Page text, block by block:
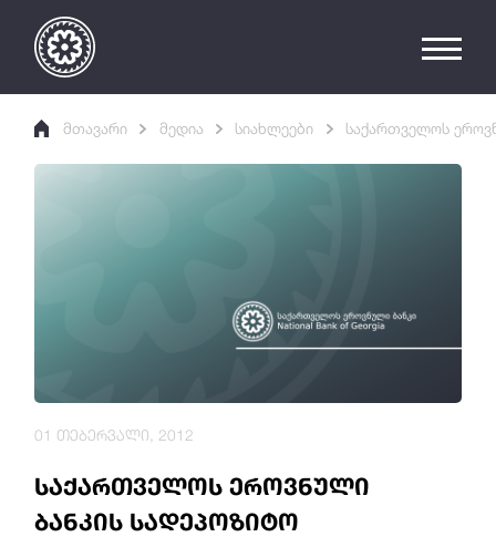
მთავარი მედია სიახლეები საქართველოს
საქართველოს ეროვნული
ბანკის სადეპოზიტო
01 თებერვალი, 2012